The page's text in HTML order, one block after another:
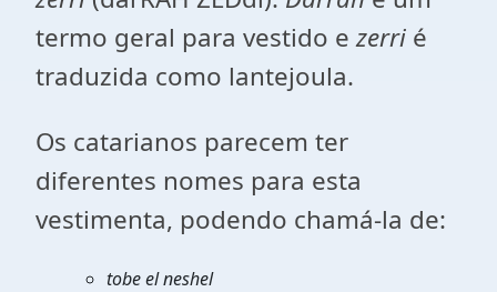
termo geral para vestido ezerri é
traduzida como lantejoula.
Os catarianos parecem ter
diferentes nomes para esta
vestimenta, podendo chamá-la de:
tobe el neshel